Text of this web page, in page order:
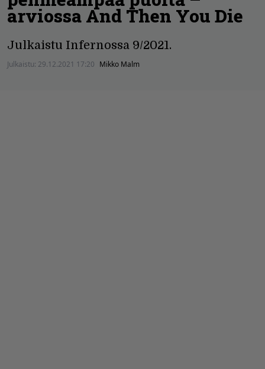
arviossa And Then You Die
Julkaistu Infernossa 9/2021.
Julkaistu: 29.12.2021 17:20 Mikko Malm